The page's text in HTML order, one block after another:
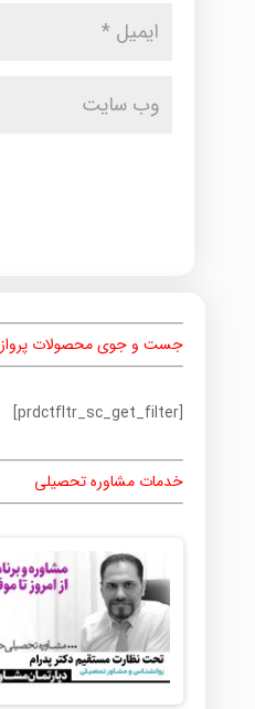
جست و جوی محصولات پرواز
[prdctfltr_sc_get_filter]
خدمات مشاوره تحصیلی